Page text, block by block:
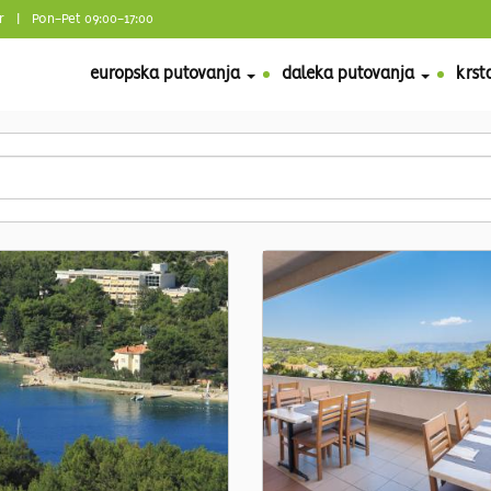
| Pon-Pet 09:00-17:00
europska putovanja daleka putovanja